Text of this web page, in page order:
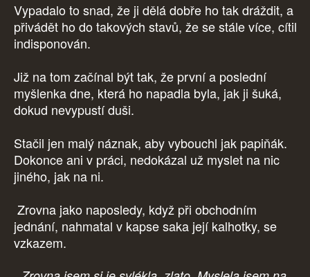
Vypadalo to snad, že ji dělá dobře ho tak dráždit, a
přivádět ho do takových stavů, že se stále více, cítil
indisponován.
Již na tom začínal být tak, že první a poslední
myšlenka dne, která ho napadla byla, jak ji šuká,
dokud nevypustí duši.
Stačil jen malý náznak, aby vybouchl jak papiňák.
Dokonce ani v práci, nedokázal už myslet na nic
jiného, jak na ni.
Zrovna jako naposledy, když při obchodním
jednání, nahmatal v kapse saka její kalhotky, se
vzkazem.